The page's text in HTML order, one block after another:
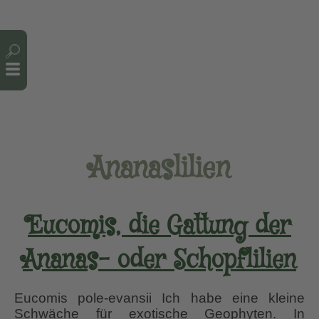
Ananaslilien
Eucomis, die Gattung der
Ananas- oder Schopflilien
Eucomis pole-evansii Ich habe eine kleine
Schwäche für exotische Geophyten. In